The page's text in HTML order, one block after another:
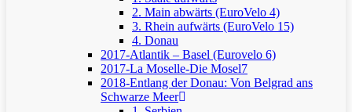
2. Main abwärts (EuroVelo 4)
3. Rhein aufwärts (EuroVelo 15)
4. Donau
2017-Atlantik – Basel (Eurovelo 6)
2017-La Moselle-Die Mosel7
2018-Entlang der Donau: Von Belgrad ans
Schwarze Meer